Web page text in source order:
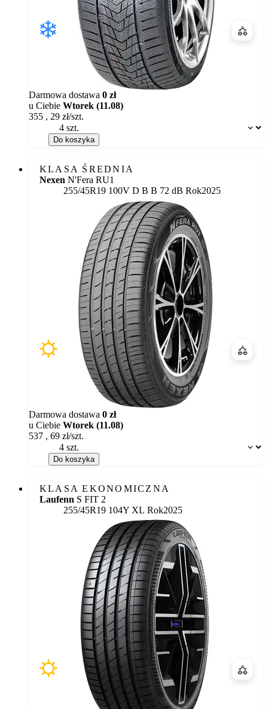
Dostępność:
Darmowa dostawa 0 zł
u Ciebie Wtorek (11.08)
355 , 29 zł/szt.
Do koszyka
KLASA ŚREDNIA
Nexen N'Fera RU1
255/45R19 100V Etykieta:
D B B 72 dB Rok2025
Dostępność:
Darmowa dostawa 0 zł
u Ciebie Wtorek (11.08)
537 , 69 zł/szt.
Do koszyka
KLASA EKONOMICZNA
Laufenn S FIT 2
255/45R19 104Y XL Rok2025